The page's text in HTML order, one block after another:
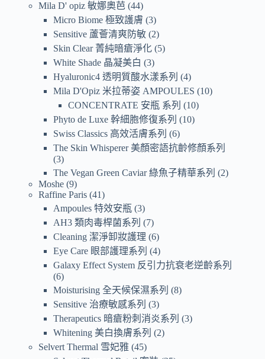
Mila D' opiz 敏娜奧芭 44
Micro Biome 極致護膚 3
Sensitive 蘆薈清爽防敏 2
Skin Clear 菁純暗瘡淨化 5
White Shade 晶凝美白
3
Hyaluronic4 透明質酸水漾系列
4
Mila D'Opiz 米拉蒂姿 AMPOULES
10
CONCENTRATE 安瓶 系列
10
Phyto de Luxe 幹細胞修復系列
10
Swiss Classics 高效活膚系列
6
The Skin Whisperer 美顏密語抗齡修顏系列
3
The Vegan Green Caviar 綠魚子精華系列
2
Moshe 9
Raffine Paris 41
Ampoules 特效安瓶 3
AH3 類肉毒桿菌系列
7
Cleaning 潔淨卸妝護理 6
Eye Care 眼部護理系列
4
Galaxy Effect System 反引力抗衰老逆齡系列
6
Moisturising 全天候保濕系列
8
Sensitive 治療敏感系列
3
Therapeutics 暗瘡粉刺消炎系列
3
Whitening 美白換膚系列
2
Selvert Thermal 雪妃雅 45